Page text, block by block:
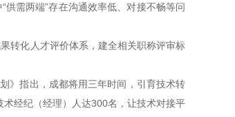
供需两端”存在沟通效率低、对接不畅等问
转化人才评价体系，建全相关职称评审标
》指出，成都将用三年时间，引育技术转
经纪（经理）人达300名，让技术对接平